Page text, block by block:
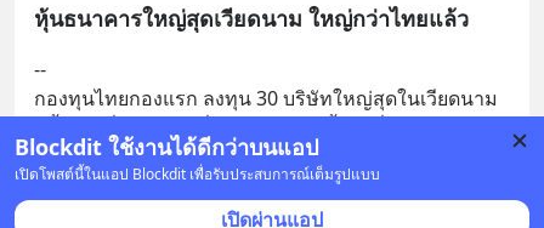
Blockdit ใช้งานได้ดีกว่าบนแอป
เปิดโพสต์นี้ในแอป Blockdit เพื่อรับประสบการณ์เต็มรูปแบบ
เปิดผ่านแอป
หุ้นธนาคารใหญ่สุดเวียดนาม ใหญ่กว่าไทยแล้ว
--
กองทุนไทยกองแรก ลงทุน 30 บริษัทใหญ่สุดในเวียดนาม
ต่อ
2 บันทึก 17 1 3